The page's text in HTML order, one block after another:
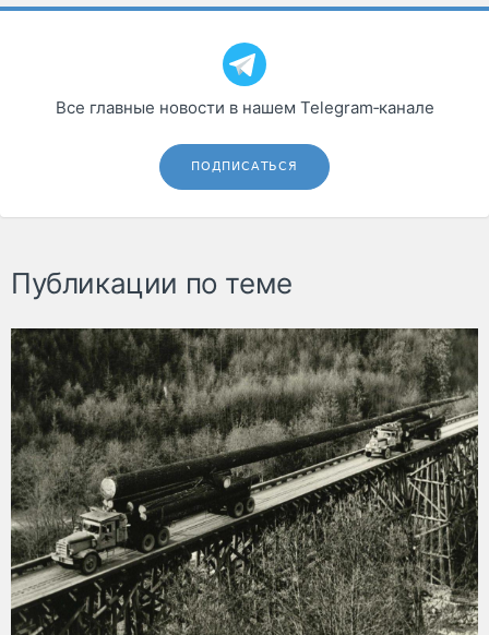
Все главные новости в нашем Telegram‑канале
ПОДПИСАТЬСЯ
Публикации по теме